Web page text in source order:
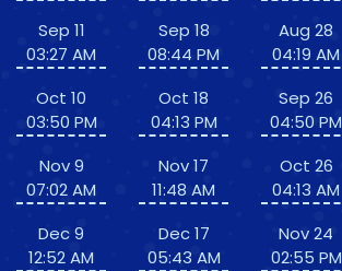
Sep 11
03:27 AM
Oct 10
03:50 PM
Nov 9
07:02 AM
Dec 9
12:52 AM
Sep 18
08:44 PM
Oct 18
04:13 PM
Nov 17
11:48 AM
Dec 17
05:43 AM
Aug 28
04:19 AM
Sep 26
04:50 PM
Oct 26
04:13 AM
Nov 24
02:55 PM